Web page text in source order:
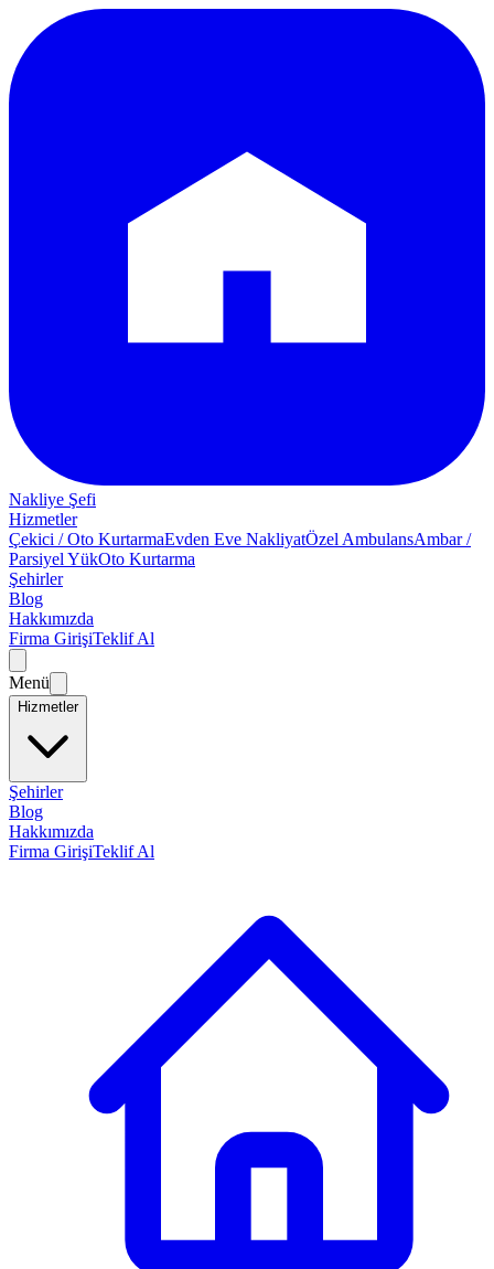
Nakliye Şefi
Hizmetler
Çekici / Oto KurtarmaEvden Eve NakliyatÖzel AmbulansAmbar /
Parsiyel YükOto Kurtarma
Şehirler
Blog
Hakkımızda
Firma GirişiTeklif Al
Menü
Hizmetler
Şehirler
Blog
Hakkımızda
Firma GirişiTeklif Al